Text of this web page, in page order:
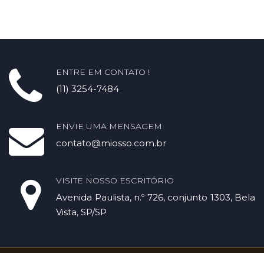
ENTRE EM CONTATO !
(11) 3254-7484
ENVIE UMA MENSAGEM
contato@miosso.com.br
VISITE NOSSO ESCRITÓRIO
Avenida Paulista, n.º 726, conjunto 1303, Bela
Vista, SP/SP